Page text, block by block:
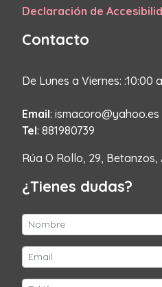
Declaración de
Contacto
De Lunes a Viernes: :10:00
Email: ismacoro@yahoo.es
Tel: 881980739
Rúa O Rollo, 29, Betanzos,
¿Tienes dudas?